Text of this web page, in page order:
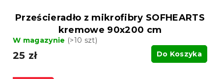
Prześcieradło z mikrofibry SOFHEARTS
kremowe 90x200 cm
W magazynie (>10 szt)
25 zł Do Koszyka